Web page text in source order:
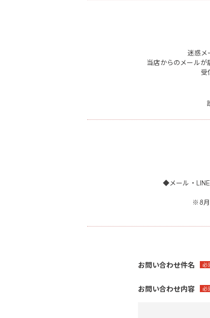
迷惑メ
当店からのメールが
受
◆メール・
※8月
お問い合わせ件名 必
お問い合わせ内容 必